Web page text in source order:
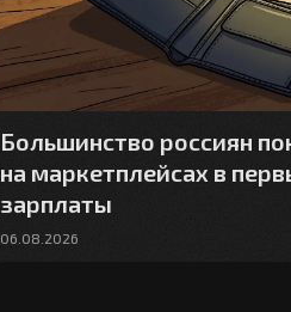
Большинство россиян
на маркетплейсах в
зарплаты
06.08.2026